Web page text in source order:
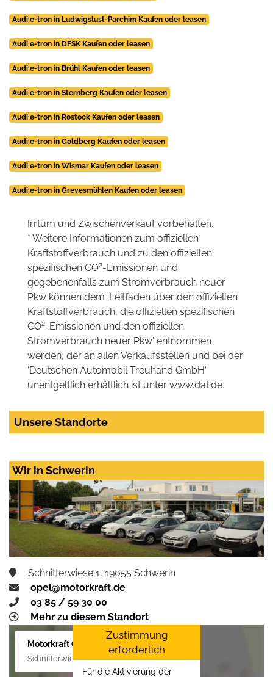
Audi e-tron in Ludwigslust-Parchim Kaufen oder leasen
Audi e-tron in DFSK Kaufen oder leasen
Audi e-tron in Brühl Kaufen oder leasen
Audi e-tron in Sternberg Kaufen oder leasen
Audi e-tron in Rostock Kaufen oder leasen
Audi e-tron in Goldberg Kaufen oder leasen
Audi e-tron in Wismar Kaufen oder leasen
Audi e-tron in Grevesmühlen Kaufen oder leasen
Irrtum und Zwischenverkauf vorbehalten.
* Weitere Informationen zum offiziellen
Kraftstoffverbrauch und zu den offiziellen
spezifischen CO2-Emissionen und
gegebenenfalls zum Stromverbrauch neuer
Pkw können dem 'Leitfaden über den offiziellen
Kraftstoffverbrauch, die offiziellen spezifischen
CO2-Emissionen und den offiziellen
Stromverbrauch neuer Pkw' entnommen
werden, der an allen Verkaufsstellen und bei der
'Deutschen Automobil Treuhand GmbH'
unentgeltlich erhältlich ist unter www.dat.de.
Unsere Standorte
Wir in Schwerin
Schnitterwiese 1, 19055 Schwerin
opel@motorkraft.de
03 85 / 59 30 00
Mehr zu diesem Standort
Motorkraft GmbH
Schnitterwiese 1, 19055 Schwerin
Zustimmung
erforderlich
Für die Aktivierung der